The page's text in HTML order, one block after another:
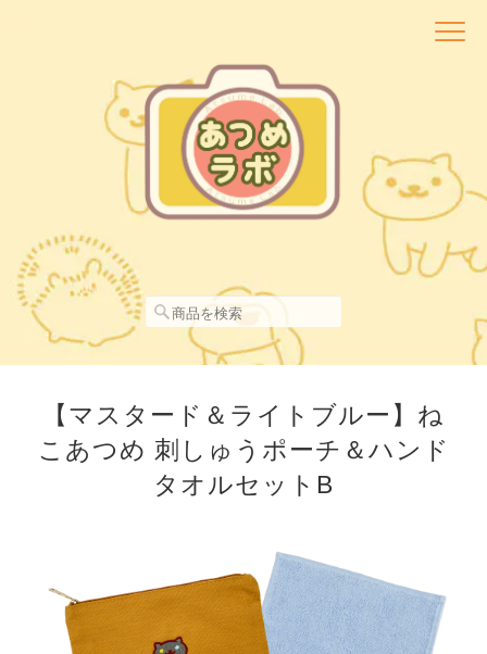
【マスタード＆ライトブルー】ね
こあつめ 刺しゅうポーチ＆ハンド
タオルセットB